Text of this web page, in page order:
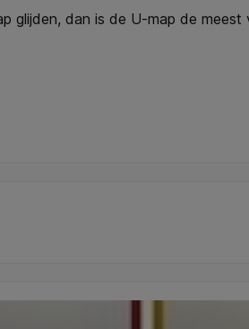
glijden, dan is de U-map de